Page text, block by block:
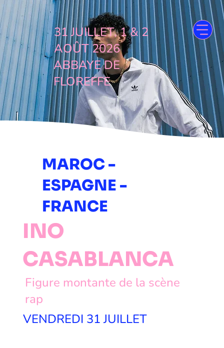
31 JUILLET, 1 & 2
AOÛT 2026
ABBAYE DE
FLOREFFE
MAROC -
ESPAGNE -
FRANCE
INO
CASABLANCA
Figure montante de la scène
rap
VENDREDI 31 JUILLET